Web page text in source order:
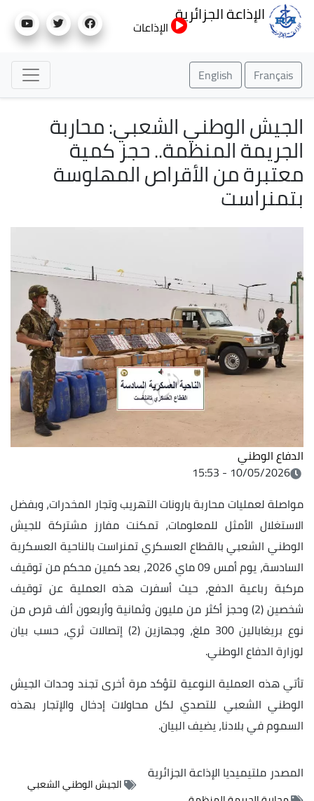
إلى
الإذاعة الجزائرية
الإذاعات
Français
English
الجيش الوطني الشعبي: محاربة
الجريمة المنظمة.. حجز كمية
معتبرة من الأقراص المهلوسة
بتمنراست
الدفاع الوطني
10/05/2026 - 15:53
مواصلة لعمليات محاربة بارونات التهريب وتجار المخدرات، وبفضل
الاستغلال الأمثل للمعلومات، تمكنت مفارز مشتركة للجيش
الوطني الشعبي بالقطاع العسكري تمنراست بالناحية العسكرية
السادسة، يوم أمس 09 ماي 2026، بعد كمين محكم من توقيف
مركبة رباعية الدفع، حيث أسفرت هذه العملية عن توقيف
شخصين (2) وحجز أكثر من مليون وثمانية وأربعون ألف قرص من
نوع بريغابالين 300 ملغ، وجهازين (2) إتصالات ثري، حسب بيان
لوزارة الدفاع الوطني.
تأتي هذه العملية النوعية لتؤكد مرة أخرى تجند وحدات الجيش
الوطني الشعبي للتصدي لكل محاولات إدخال والإتجار بهذه
السموم في بلادنا، يضيف البيان.
المصدرملتيميديا الإذاعة الجزائرية
الجيش الوطني الشعبي